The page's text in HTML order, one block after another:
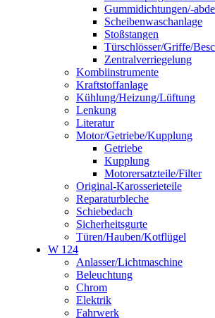
Gummidichtungen/-
Scheibenwaschanlage
Stoßstangen
Türschlösser/Griffe/
Zentralverriegelung
Kombiinstrumente
Kraftstoffanlage
Kühlung/Heizung/Lüftung
Lenkung
Literatur
Motor/Getriebe/Kupplung
Getriebe
Kupplung
Motorersatzteile/Filter
Original-Karosserieteile
Reparaturbleche
Schiebedach
Sicherheitsgurte
Türen/Hauben/Kotflügel
W 124
Anlasser/Lichtmaschine
Beleuchtung
Chrom
Elektrik
Fahrwerk